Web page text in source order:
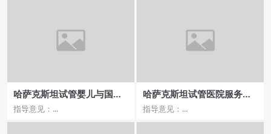
哈萨克斯坦试管婴儿与国内
助孕方案解析
指导意见：...
哈萨克斯坦试管医院服务与
隐私保障
指导意见：...